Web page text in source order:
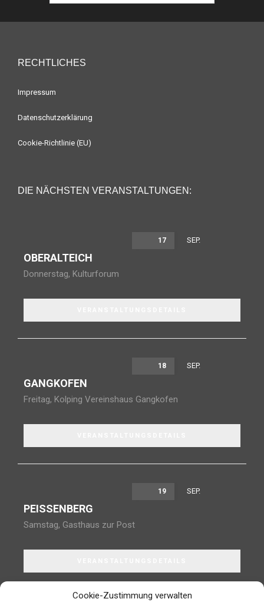
Cookie-Zustimmung verwalten
RECHTLICHES
Impressum
Datenschutzerklärung
Cookie-Richtlinie (EU)
DIE NÄCHSTEN VERANSTALTUNGEN:
17 SEP.
OBERALTEICH
Donnerstag, Kulturforum
18 SEP.
GANGKOFEN
Freitag, Kolping Vereinshaus Gangkofen
19 SEP.
PEISSENBERG
Samstag, Gasthaus zur Post